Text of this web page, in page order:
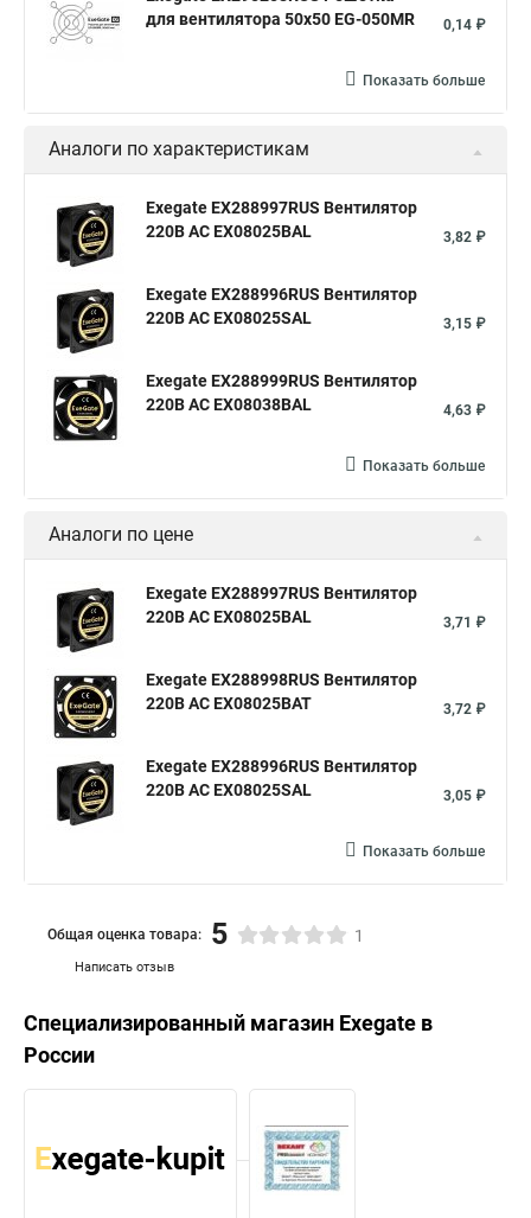
для вентилятора 50х50 EG-050MR
0,14 ₽
Показать больше
Аналоги по характеристикам
Exegate EX288997RUS Вентилятор
220В AC EX08025BAL
3,82 ₽
Exegate EX288996RUS Вентилятор
220В AC EX08025SAL
3,15 ₽
Exegate EX288999RUS Вентилятор
220В AC EX08038BAL
4,63 ₽
Показать больше
Аналоги по цене
Exegate EX288997RUS Вентилятор
220В AC EX08025BAL
3,71 ₽
Exegate EX288998RUS Вентилятор
220В AC EX08025BAT
3,72 ₽
Exegate EX288996RUS Вентилятор
220В AC EX08025SAL
3,05 ₽
Показать больше
Написать отзыв
Общая оценка товара: 5 1
Специализированный магазин Exegate в
России